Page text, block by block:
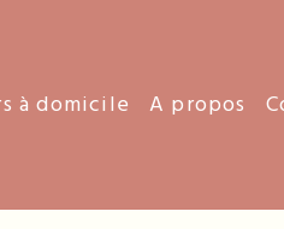
à domicile A propos